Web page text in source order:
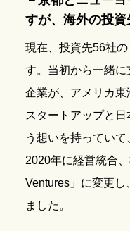
すが、海外の投資
現在、投資先56社
す。当初から一緒
企業が、アメリカ
スタートアップと
う想いを持っていて
2020年に経営統合
Ventures」に変更
ました。